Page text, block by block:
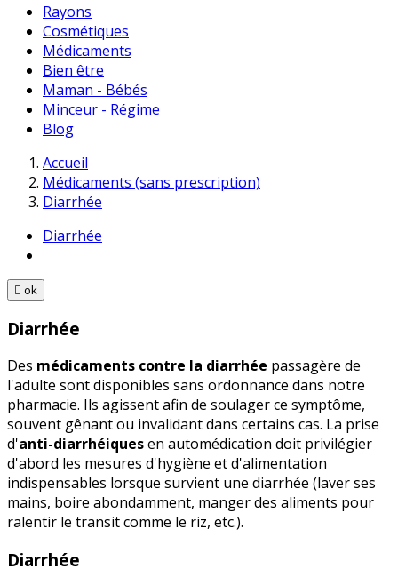
Rayons
Cosmétiques
Médicaments
Bien être
Maman - Bébés
Minceur - Régime
Blog
Accueil
Médicaments (sans prescription)
Diarrhée
Diarrhée
 ok
Diarrhée
Des médicaments contre la diarrhée passagère de
l'adulte sont disponibles sans ordonnance dans notre
pharmacie. Ils agissent afin de soulager ce symptôme,
souvent gênant ou invalidant dans certains cas. La prise
d'anti-diarrhéiquesen automédication doit privilégier
d'abord les mesures d'hygiène et d'alimentation
indispensables lorsque survient une diarrhée (laver ses
mains, boire abondamment, manger des aliments pour
ralentir le transit comme le riz, etc.).
Diarrhée